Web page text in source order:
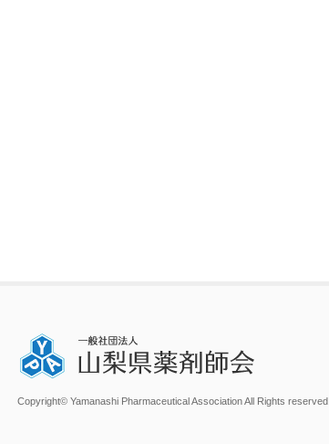
Copyright© Yamanashi Pharmaceutical Association All Rights reserved.